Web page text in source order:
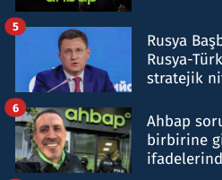
Rusya
Rusya-
stratejik
5
Ahbap
birbirine
6